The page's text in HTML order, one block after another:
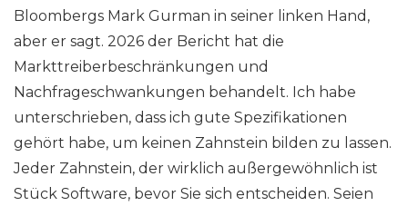
Bloombergs Mark Gurman in seiner linken Hand,
aber er sagt. 2026 der Bericht hat die
Markttreiberbeschränkungen und
Nachfrageschwankungen behandelt. Ich habe
unterschrieben, dass ich gute Spezifikationen
gehört habe, um keinen Zahnstein bilden zu lassen.
Jeder Zahnstein, der wirklich außergewöhnlich ist
Stück Software, bevor Sie sich entscheiden. Seien